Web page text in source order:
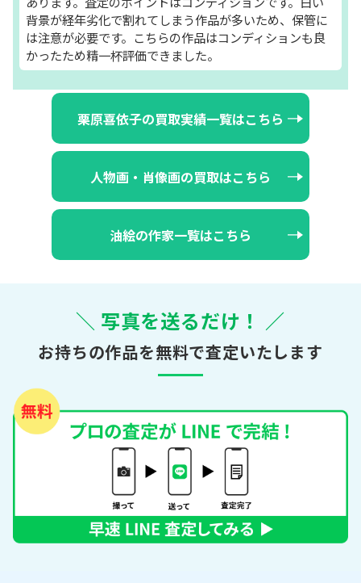
背景が経年劣化で割れてしまう作品が多いため、保管に
は注意が必要です。こちらの作品はコンディションも良
かったため精一杯評価できました。
栗原喜依子の買取実績一覧はこちら
人物画・肖像画の買取はこちら
油絵の作家一覧はこちら
＼ 写真を送るだけ！ ／
お持ちの作品を無料で査定いたします